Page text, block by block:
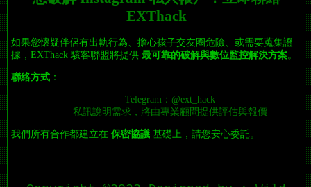
EXThack
如果您懷疑伴侶有出軌行為、擔心孩子交友圈危險、或需要蒐集證
據，EXThack 駭客聯盟將提供 最可靠的破解與數位監控解決方案。
聯絡方式 ：
Telegram：@ext_hack
私訊說明需求，將由專業顧問提供評估與報價
我們所有合作都建立在 保密協議 基礎上，請您安心委託。